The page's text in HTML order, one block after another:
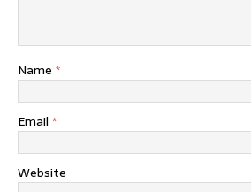
Name *
Email *
Website